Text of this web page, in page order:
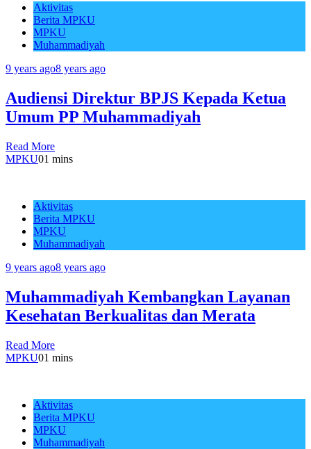
Aktivitas
Berita MPKU
MPKU
Muhammadiyah
9 years ago8 years ago
Audiensi Direktur BPJS Kepada Ketua
Umum PP Muhammadiyah
Read More
MPKU01 mins
Aktivitas
Berita MPKU
MPKU
Muhammadiyah
9 years ago8 years ago
Muhammadiyah Kembangkan Layanan
Kesehatan Berkualitas dan Merata
Read More
MPKU01 mins
Aktivitas
Berita MPKU
MPKU
Muhammadiyah